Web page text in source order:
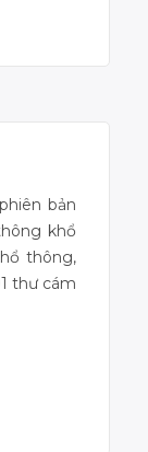
bản
khổ
thông,
thư cám